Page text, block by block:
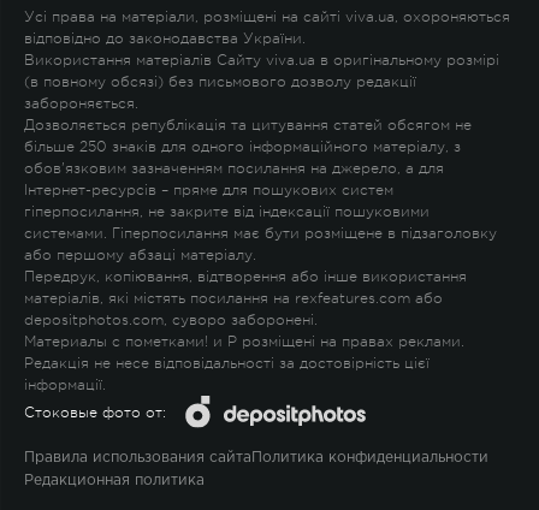
Усі права на матеріали, розміщені на сайті viva.ua, охороняються
відповідно до законодавства України.
Використання матеріалів Сайту viva.ua в оригінальному розмірі
(в повному обсязі) без письмового дозволу редакції
забороняється.
Дозволяється републікація та цитування статей обсягом не
більше 250 знаків для одного інформаційного матеріалу, з
обов'язковим зазначенням посилання на джерело, а для
Інтернет-ресурсів – пряме для пошукових систем
гіперпосилання, не закрите від індексації пошуковими
системами. Гіперпосилання має бути розміщене в підзаголовку
або першому абзаці матеріалу.
Передрук, копіювання, відтворення або інше використання
матеріалів, які містять посилання на rexfeatures.com або
depositphotos.com, суворо заборонені.
Материалы с пометками! и P розміщені на правах реклами.
Редакція не несе відповідальності за достовірність цієї
інформації.
Стоковые фото от:
Правила использования сайта Политика конфиденциальности
Редакционная политика